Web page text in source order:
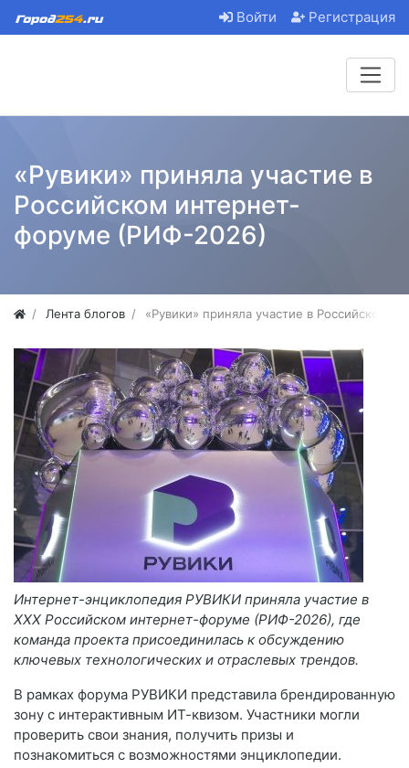
Войти Регистрация
«Рувики» приняла участие в
Российском интернет-
форуме (РИФ-2026)
Лента блогов «Рувики» приняла участие в Российском
Интернет-энциклопедия РУВИКИ приняла участие в
XXX Российском интернет-форуме (РИФ-2026), где
команда проекта присоединилась к обсуждению
ключевых технологических и отраслевых трендов.
В рамках форума РУВИКИ представила брендированную
зону с интерактивным ИТ-квизом. Участники могли
проверить свои знания, получить призы и
познакомиться с возможностями энциклопедии.